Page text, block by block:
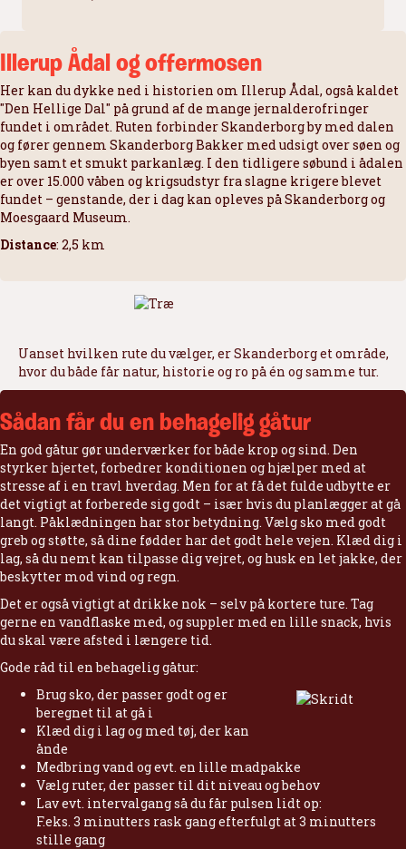
Illerup Ådal og offermosen
Her kan du dykke ned i historien om Illerup Ådal, også kaldet
"Den Hellige Dal" på grund af de mange jernalderofringer
fundet i området. Ruten forbinder Skanderborg by med dalen
og fører gennem Skanderborg Bakker med udsigt over søen og
byen samt et smukt parkanlæg. I den tidligere søbund i ådalen
er over 15.000 våben og krigsudstyr fra slagne krigere blevet
fundet – genstande, der i dag kan opleves på Skanderborg og
Moesgaard Museum.
Distance: 2,5 km
Uanset hvilken rute du vælger, er Skanderborg et område,
hvor du både får natur, historie og ro på én og samme tur.
Sådan får du en behagelig gåtur
En god gåtur gør underværker for både krop og sind. Den
styrker hjertet, forbedrer konditionen og hjælper med at
stresse af i en travl hverdag. Men for at få det fulde udbytte er
det vigtigt at forberede sig godt – især hvis du planlægger at gå
langt. Påklædningen har stor betydning. Vælg sko med godt
greb og støtte, så dine fødder har det godt hele vejen. Klæd dig i
lag, så du nemt kan tilpasse dig vejret, og husk en let jakke, der
beskytter mod vind og regn.
Det er også vigtigt at drikke nok – selv på kortere ture. Tag
gerne en vandflaske med, og suppler med en lille snack, hvis
du skal være afsted i længere tid.
Gode råd til en behagelig gåtur:
Brug sko, der passer godt og er
beregnet til at gå i
Klæd dig i lag og med tøj, der kan
ånde
Medbring vand og evt. en lille madpakke
Vælg ruter, der passer til dit niveau og behov
Lav evt. intervalgang så du får pulsen lidt op:
F.eks. 3 minutters rask gang efterfulgt at 3 minutters
stille gang